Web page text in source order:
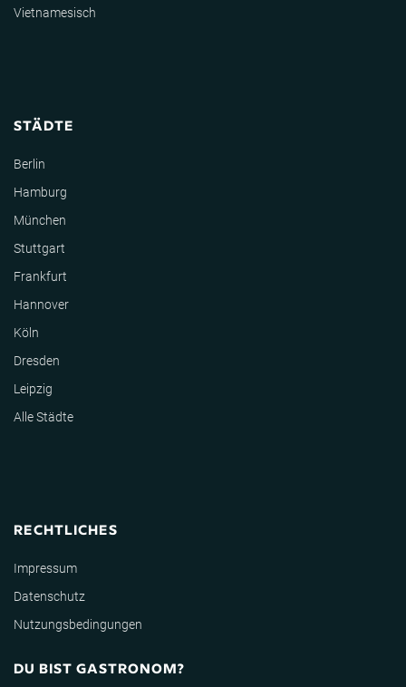
Vietnamesisch
STÄDTE
Berlin
Hamburg
München
Stuttgart
Frankfurt
Hannover
Köln
Dresden
Leipzig
Alle Städte
RECHTLICHES
Impressum
Datenschutz
Nutzungsbedingungen
DU BIST GASTRONOM?